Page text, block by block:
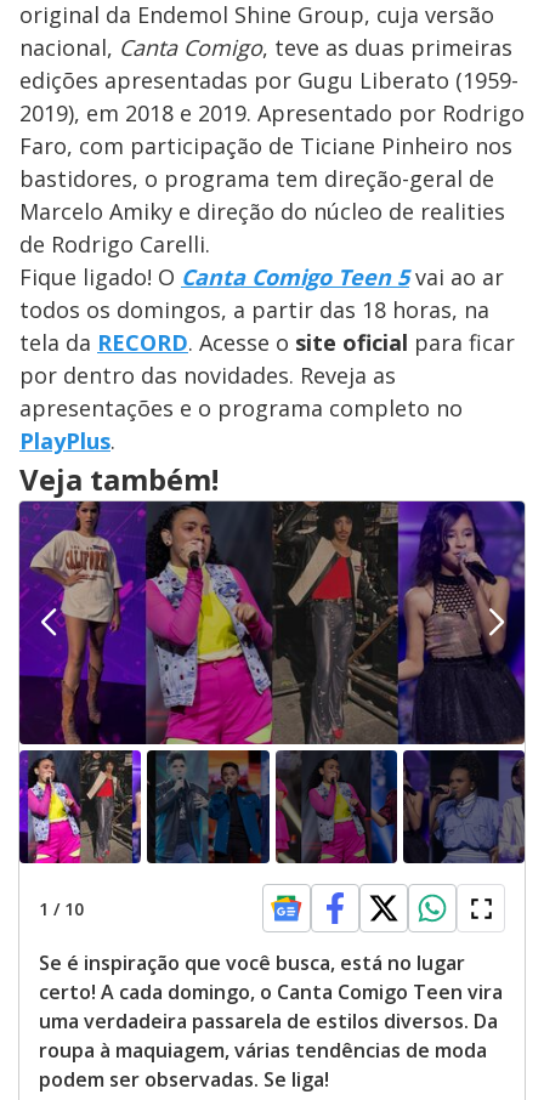
original da Endemol Shine Group, cuja versão
nacional, Canta Comigo, teve as duas primeiras
edições apresentadas por Gugu Liberato (1959-
2019), em 2018 e 2019. Apresentado por Rodrigo
Faro, com participação de Ticiane Pinheiro nos
bastidores, o programa tem direção-geral de
Marcelo Amiky e direção do núcleo de realities
de Rodrigo Carelli.
Fique ligado! O Canta Comigo Teen 5vai ao ar
todos os domingos, a partir das 18 horas, na
tela da RECORD. Acesse o site oficial para ficar
por dentro das novidades. Reveja as
apresentações e o programa completo no
PlayPlus.
Veja também!
1 / 10
Se é inspiração que você busca, está no lugar
certo! A cada domingo, o Canta Comigo Teen vira
uma verdadeira passarela de estilos diversos. Da
roupa à maquiagem, várias tendências de moda
podem ser observadas. Se liga!